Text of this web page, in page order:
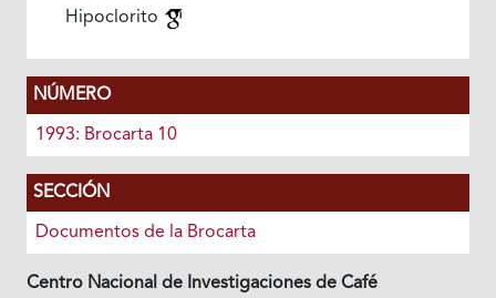
Hipoclorito
NÚMERO
1993: Brocarta 10
SECCIÓN
Documentos de la Brocarta
Centro Nacional de Investigaciones de Café